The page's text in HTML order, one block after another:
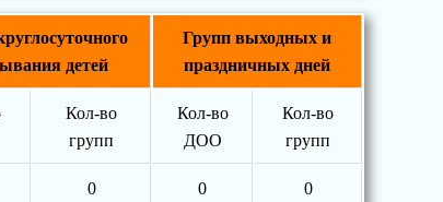
детей
Групп выходных и
праздничных дней
Кол-во
групп
Кол-во
ДОО
Кол-во
групп
0 0 0